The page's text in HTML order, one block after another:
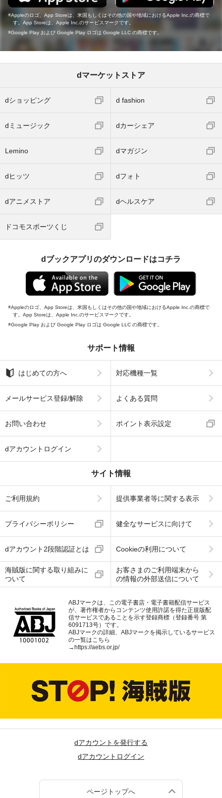
Appleのロゴ、App Storeは、米国もしくはその他の国や地域におけるApple Inc.の商標で
す。App Storeは、Apple Inc.のサービスマークです。
Google Play および Google Play ロゴは Google LLC の商標です。
dマーケットストア
dショッピング d fashion
dミュージック dカーシェア
Lemino dマガジン
dヒッツ dフォト
dアニメストア dヘルスケア
ドコモスポーツくじ
dブックアプリのダウンロードはコチラ
Appleのロゴ、App Storeは、米国もしくはその他の国や地域におけるApple Inc.の商標で
す。App Storeは、Apple Inc.のサービスマークです。
Google Play および Google Play ロゴは Google LLC の商標です。
サポート情報
はじめての方へ 対応機種一覧
メールサービス登録/解除 よくある質問
お問い合わせ ポイント表示設定
dアカウントログイン
サイト情報
ご利用規約 提供事業者等に関する表示
プライバシーポリシー 健全なサービスに向けて
dアカウント2段階認証とは Cookieの利用について
海賊版に関する取り組みに
ついて
お客さまのご利用端末から
の情報の外部送信について
ABJマークは、この電子書店・電子書籍配信サービス
が、著作権者からコンテンツ使用許諾を得た正規版配
信サービスであることを示す登録商標（登録番号 第
6091713号）です。
ABJマークの詳細、ABJマークを掲示しているサービス
の一覧はこちら
→ https://aebs.or.jp/
dアカウントを発行する
dアカウントログイン
ページトップへ